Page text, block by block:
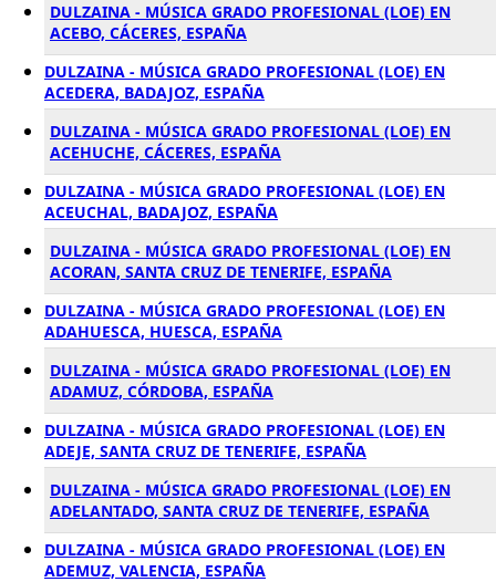
DULZAINA - MÚSICA GRADO PROFESIONAL (LOE) EN
ACEBO, CÁCERES, ESPAÑA
DULZAINA - MÚSICA GRADO PROFESIONAL (LOE) EN
ACEDERA, BADAJOZ, ESPAÑA
DULZAINA - MÚSICA GRADO PROFESIONAL (LOE) EN
ACEHUCHE, CÁCERES, ESPAÑA
DULZAINA - MÚSICA GRADO PROFESIONAL (LOE) EN
ACEUCHAL, BADAJOZ, ESPAÑA
DULZAINA - MÚSICA GRADO PROFESIONAL (LOE) EN
ACORAN, SANTA CRUZ DE TENERIFE, ESPAÑA
DULZAINA - MÚSICA GRADO PROFESIONAL (LOE) EN
ADAHUESCA, HUESCA, ESPAÑA
DULZAINA - MÚSICA GRADO PROFESIONAL (LOE) EN
ADAMUZ, CÓRDOBA, ESPAÑA
DULZAINA - MÚSICA GRADO PROFESIONAL (LOE) EN
ADEJE, SANTA CRUZ DE TENERIFE, ESPAÑA
DULZAINA - MÚSICA GRADO PROFESIONAL (LOE) EN
ADELANTADO, SANTA CRUZ DE TENERIFE, ESPAÑA
DULZAINA - MÚSICA GRADO PROFESIONAL (LOE) EN
ADEMUZ, VALENCIA, ESPAÑA